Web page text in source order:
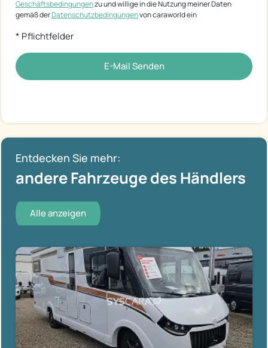
Geschäftsbedingungenzu und willige in die Nutzung meiner Daten
gemäß derDatenschutzbedingungenvon caraworld ein
* Pflichtfelder
E-Mail Senden
Entdecken Sie mehr:
andere Fahrzeuge des Händlers
Alle anzeigen